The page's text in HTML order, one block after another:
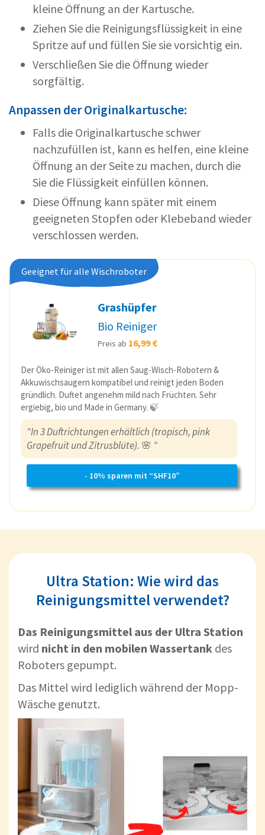
kleine Öffnung an der Kartusche.
Ziehen Sie die Reinigungsflüssigkeit in eine
Spritze auf und füllen Sie sie vorsichtig ein.
Verschließen Sie die Öffnung wieder
sorgfältig.
Anpassen der Originalkartusche:
Falls die Originalkartusche schwer
nachzufüllen ist, kann es helfen, eine kleine
Öffnung an der Seite zu machen, durch die
Sie die Flüssigkeit einfüllen können.
Diese Öffnung kann später mit einem
geeigneten Stopfen oder Klebeband wieder
verschlossen werden.
Geeignet für alle Wischroboter
Grashüpfer
Bio Reiniger
Preis ab 16,99 €
Der Öko-Reiniger ist mit allen Saug-Wisch-Robotern &
Akkuwischsaugern kompatibel und reinigt jeden Boden
gründlich. Duftet angenehm mild nach Früchten. Sehr
ergiebig, bio und Made in Germany. 🍃
"In 3 Duftrichtungen erhältlich (tropisch, pink
Grapefruit und Zitrusblüte). 🌸 "
- 10% sparen mit “SHF10”
Ultra Station: Wie wird das
Reinigungsmittel verwendet?
Das Reinigungsmittel aus der Ultra Station
wird nicht in den mobilen Wassertank des
Roboters gepumpt.
Das Mittel wird lediglich während der Mopp-
Wäsche genutzt.